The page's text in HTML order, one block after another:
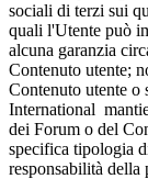
sociali di terzi sui
quali l'Utente può
alcuna garanzia
Contenuto utente;
Contenuto utente o
International
dei Forum o del
specifica tipologia
responsabilità della